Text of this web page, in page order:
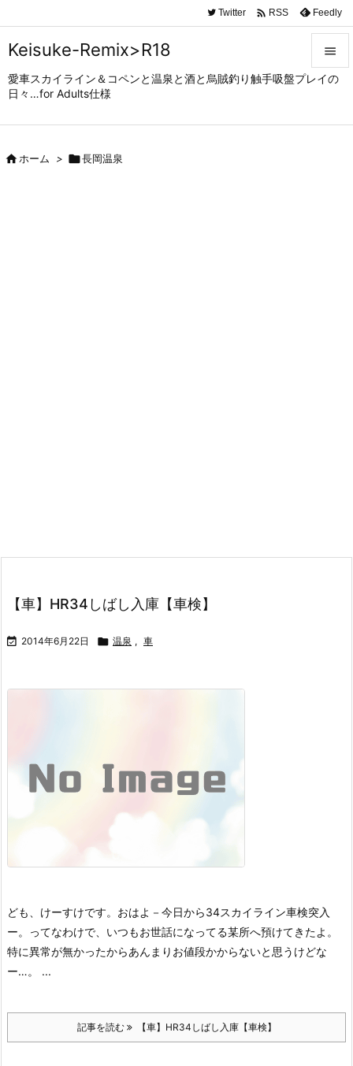
Keisuke-Remix>R18
愛車スカイライン＆コペンと温泉と酒と烏賊釣り触手吸盤プレイの
日々…for Adults仕様



Twitter  RSS Feedly
ホーム > 長岡温泉
【車】HR34しばし入庫【車検】
 2014年6月22日  温泉 , 車
ども、けーすけです。 おはよ－ 今日から34スカイライン車検突入
ー。
ってなわけで、いつもお世話になってる某所へ預けてきたよ。
特に異常が無かったからあんまりお値段かからないと思うけどな
ー…。 ...
記事を読む 【車】HR34しばし入庫【車検】